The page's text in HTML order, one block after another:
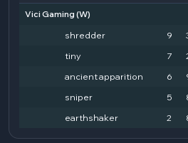
Vici Gaming (W)
shredder
9
tiny
7
ancient apparition
6
sniper
5
earthshaker
2